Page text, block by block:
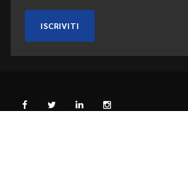
ISCRIVITI